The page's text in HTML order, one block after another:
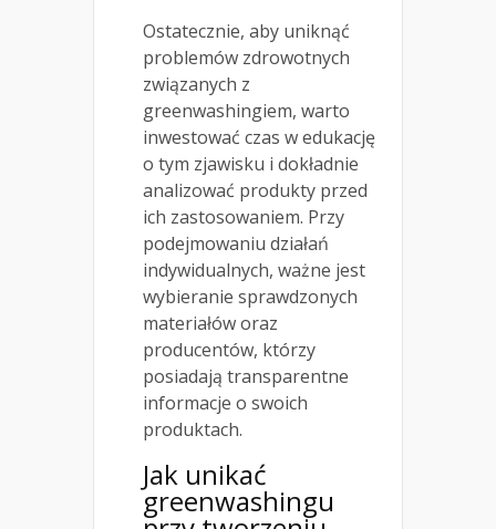
Ostatecznie, aby uniknąć
problemów zdrowotnych
związanych z
greenwashingiem, warto
inwestować czas w edukację
o tym zjawisku i dokładnie
analizować produkty przed
ich zastosowaniem. Przy
podejmowaniu działań
indywidualnych, ważne jest
wybieranie sprawdzonych
materiałów oraz
producentów, którzy
posiadają transparentne
informacje o swoich
produktach.
Jak unikać
greenwashingu